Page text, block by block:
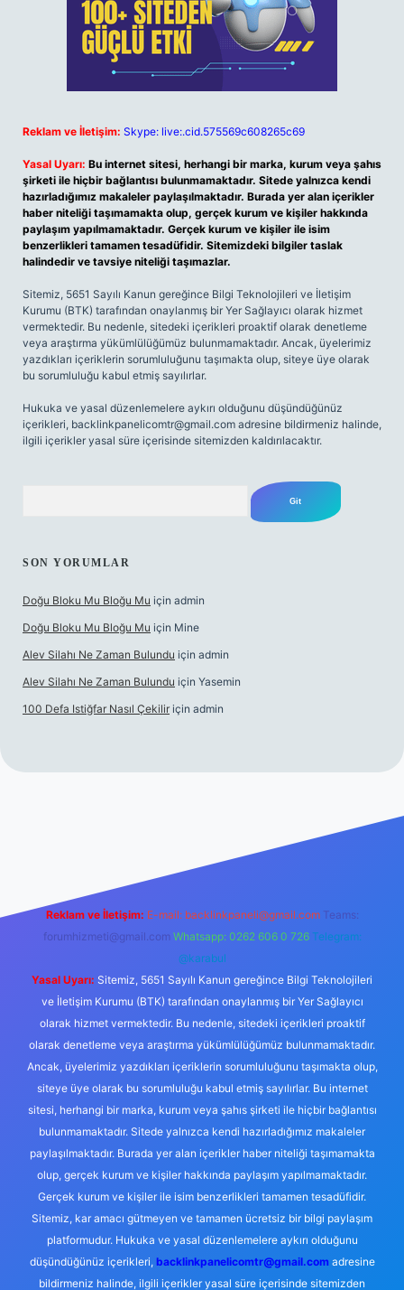
Reklam ve İletişim: Skype: live:.cid.575569c608265c69
Yasal Uyarı: Bu internet sitesi, herhangi bir marka, kurum veya şahıs
şirketi ile hiçbir bağlantısı bulunmamaktadır. Sitede yalnızca kendi
hazırladığımız makaleler paylaşılmaktadır. Burada yer alan içerikler
haber niteliği taşımamakta olup, gerçek kurum ve kişiler hakkında
paylaşım yapılmamaktadır. Gerçek kurum ve kişiler ile isim
benzerlikleri tamamen tesadüfidir. Sitemizdeki bilgiler taslak
halindedir ve tavsiye niteliği taşımazlar.
Sitemiz, 5651 Sayılı Kanun gereğince Bilgi Teknolojileri ve İletişim
Kurumu (BTK) tarafından onaylanmış bir Yer Sağlayıcı olarak hizmet
vermektedir. Bu nedenle, sitedeki içerikleri proaktif olarak denetleme
veya araştırma yükümlülüğümüz bulunmamaktadır. Ancak, üyelerimiz
yazdıkları içeriklerin sorumluluğunu taşımakta olup, siteye üye olarak
bu sorumluluğu kabul etmiş sayılırlar.
Hukuka ve yasal düzenlemelere aykırı olduğunu düşündüğünüz
içerikleri, backlinkpanelicomtr@gmail.com adresine bildirmeniz halinde,
ilgili içerikler yasal süre içerisinde sitemizden kaldırılacaktır.
SON YORUMLAR
Doğu Bloku Mu Bloğu Mu için admin
Doğu Bloku Mu Bloğu Mu için Mine
Alev Silahı Ne Zaman Bulundu için admin
Alev Silahı Ne Zaman Bulundu için Yasemin
100 Defa Istiğfar Nasıl Çekilir için admin
Reklam ve İletişim: E-mail: backlinkpaneli@gmail.com Teams:
forumhizmeti@gmail.com Whatsapp: 0262 606 0 726 Telegram:
@karabul
Yasal Uyarı: Sitemiz, 5651 Sayılı Kanun gereğince Bilgi Teknolojileri
ve İletişim Kurumu (BTK) tarafından onaylanmış bir Yer Sağlayıcı
olarak hizmet vermektedir. Bu nedenle, sitedeki içerikleri proaktif
olarak denetleme veya araştırma yükümlülüğümüz bulunmamaktadır.
Ancak, üyelerimiz yazdıkları içeriklerin sorumluluğunu taşımakta olup,
siteye üye olarak bu sorumluluğu kabul etmiş sayılırlar. Bu internet
sitesi, herhangi bir marka, kurum veya şahıs şirketi ile hiçbir bağlantısı
bulunmamaktadır. Sitede yalnızca kendi hazırladığımız makaleler
paylaşılmaktadır. Burada yer alan içerikler haber niteliği taşımamakta
olup, gerçek kurum ve kişiler hakkında paylaşım yapılmamaktadır.
Gerçek kurum ve kişiler ile isim benzerlikleri tamamen tesadüfidir.
Sitemiz, kar amacı gütmeyen ve tamamen ücretsiz bir bilgi paylaşım
platformudur. Hukuka ve yasal düzenlemelere aykırı olduğunu
düşündüğünüz içerikleri, backlinkpanelicomtr@gmail.comadresine
bildirmeniz halinde, ilgili içerikler yasal süre içerisinde sitemizden